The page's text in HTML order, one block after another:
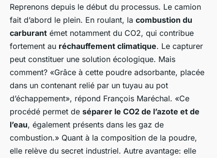
Reprenons depuis le début du processus. Le camion
fait d’abord le plein. En roulant, la combustion du
carburant émet notamment du CO2, qui contribue
fortement au réchauffement climatique. Le capturer
peut constituer une solution écologique. Mais
comment? «Grâce à cette poudre adsorbante, placée
dans un contenant relié par un tuyau au pot
d’échappement», répond François Maréchal. «Ce
procédé permet de séparer le CO2 de l’azote et de
l’eau, également présents dans les gaz de
combustion.» Quant à la composition de la poudre,
elle relève du secret industriel. Autre avantage: elle